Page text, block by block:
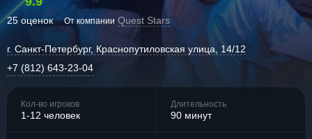
25 оценок От компании Quest Stars
г. Санкт-Петербург, Краснопутиловская улица, 14/12
+7 (812) 643-23-04
Кол-во игроков
1-12 человек
Длительность
90 минут